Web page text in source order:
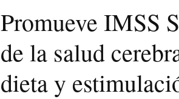
Promueve IMSS
de la salud
dieta y